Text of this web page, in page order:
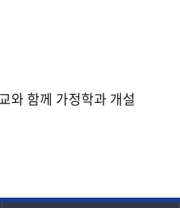
와 함께 가정학과 개설